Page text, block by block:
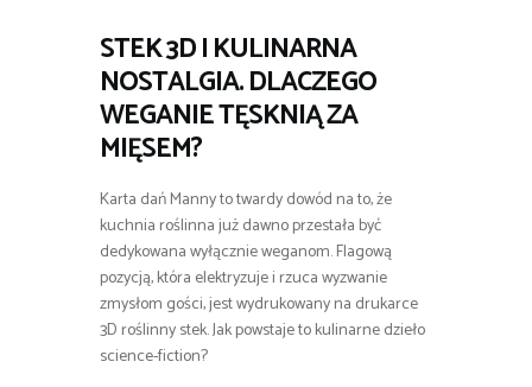
STEK 3D I KULINARNA
NOSTALGIA. DLACZEGO
WEGANIE TĘSKNIĄ ZA
MIĘSEM?
Karta dań Manny to twardy dowód na to, że
kuchnia roślinna już dawno przestała być
dedykowana wyłącznie weganom. Flagową
pozycją, która elektryzuje i rzuca wyzwanie
zmysłom gości, jest wydrukowany na drukarce
3D roślinny stek. Jak powstaje to kulinarne dzieło
science-fiction?